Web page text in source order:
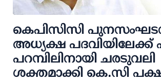
കെപിസിസി
അധ്യക്ഷ പദവിയിലേക്ക്
പറമ്പിലിനായി ചരടുവലി
ശക്തമാക്കി കെ.സി